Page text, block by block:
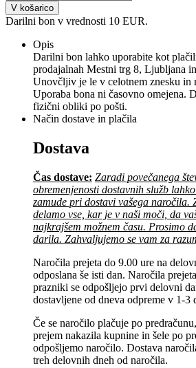
V košarico
Darilni bon v vrednosti 10 EUR.
Opis
Darilni bon lahko uporabite kot
prodajalnah Mestni trg 8, Ljubljana
Unovčljiv je le v celotnem znesku
Uporaba bona ni časovno omejena.
fizični obliki po pošti.
Način dostave in plačila
Dostava
Čas dostave: Zaradi povečanega
obremenjenosti dostavnih služb
zamude pri dostavi vašega naročila.
delamo vse, kar je v naši moči, da
najkrajšem možnem času. Prosimo
darila. Zahvaljujemo se vam za
Naročila prejeta do 9.00 ure na
odposlana še isti dan. Naročila
prazniki se odpošljejo prvi delovni
dostavljene od dneva odpreme v 1-3
Če se naročilo plačuje po
prejem nakazila kupnine in šele po
odpošljemo naročilo. Dostava
treh delovnih dneh od naročila.